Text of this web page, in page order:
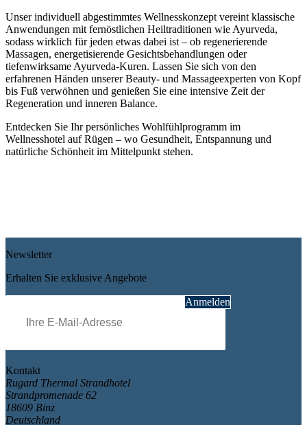
Unser individuell abgestimmtes Wellnesskonzept vereint klassische
Anwendungen mit fernöstlichen Heiltraditionen wie Ayurveda,
sodass wirklich für jeden etwas dabei ist – ob regenerierende
Massagen, energetisierende Gesichtsbehandlungen oder
tiefenwirksame Ayurveda-Kuren. Lassen Sie sich von den
erfahrenen Händen unserer Beauty- und Massageexperten von Kopf
bis Fuß verwöhnen und genießen Sie eine intensive Zeit der
Regeneration und inneren Balance.
Entdecken Sie Ihr persönliches Wohlfühlprogramm im
Wellnesshotel auf Rügen – wo Gesundheit, Entspannung und
natürliche Schönheit im Mittelpunkt stehen.
Newsletter
Erhalten Sie exklusive Angebote
Anmelden
Kontakt
Rugard Thermal Strandhotel
Strandpromenade 62
18609 Binz
Deutschland